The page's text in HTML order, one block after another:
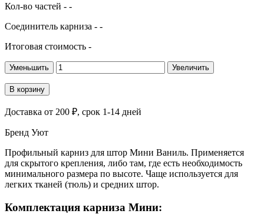
Кол-во частей - -
Соединитель карниза - -
Итоговая стоимость -
Уменьшить Увеличить
В корзину
Доставка от 200 ₽, срок 1-14 дней
Бренд Уют
Профильный карниз для штор Мини Ваниль. Применяется
для скрытого крепления, либо там, где есть необходимость
минимального размера по высоте. Чаще используется для
легких тканей (тюль) и средних штор.
Комплектация карниза Мини: